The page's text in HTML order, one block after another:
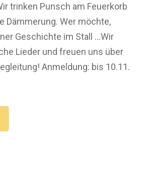
trinken Punsch am Feuerkorb
Dämmerung. Wer möchte,
Geschichte im Stall …Wir
Lieder und freuen uns über
Anmeldung: bis 10.11.